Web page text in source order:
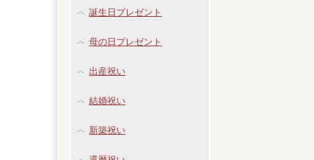
誕生日プレゼント
母の日プレゼント
出産祝い
結婚祝い
新築祝い